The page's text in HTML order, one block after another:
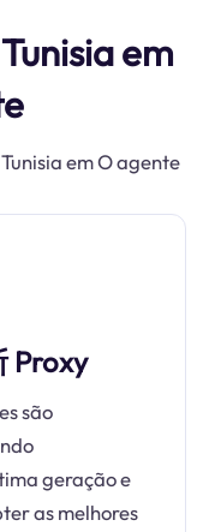
em
em O agente
Proxy
são
geração e
as melhores